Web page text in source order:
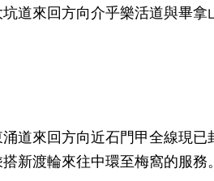
道來回方向介乎樂活道與畢
道來回方向近石門甲全線現
新渡輪來往中環至梅窩的服務